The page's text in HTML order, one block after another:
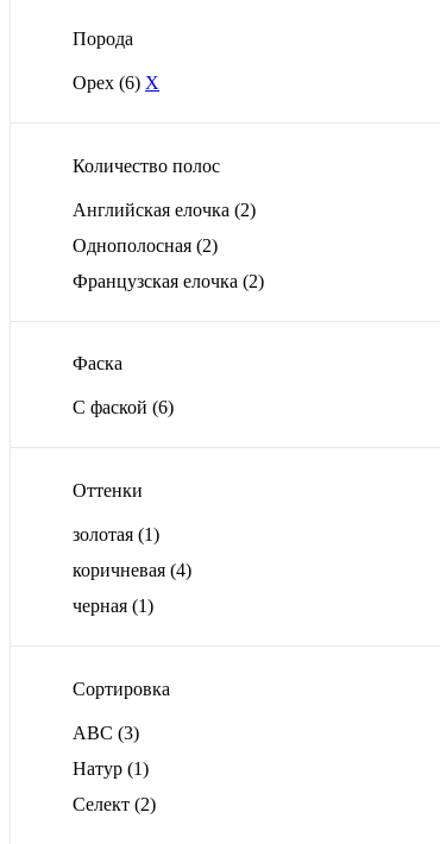
Порода
Орех (6) X
Количество полос
Английская елочка (2)
Однополосная (2)
Французская елочка (2)
Фаска
С фаской (6)
Оттенки
золотая (1)
коричневая (4)
черная (1)
Сортировка
ABС (3)
Натур (1)
Селект (2)